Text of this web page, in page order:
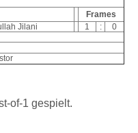
Frames
Jilani 1 : 0
of-1 gespielt.